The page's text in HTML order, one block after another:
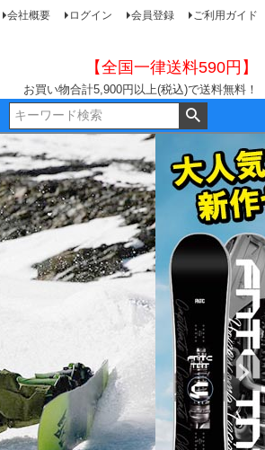
会社概要 ログイン 会員登録 ご利用ガイド
【全国一律送料590円】
お買い物合計5,900円以上(税込)で送料無料！